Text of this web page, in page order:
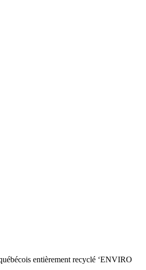
entièrement recyclé ‘ENVIRO